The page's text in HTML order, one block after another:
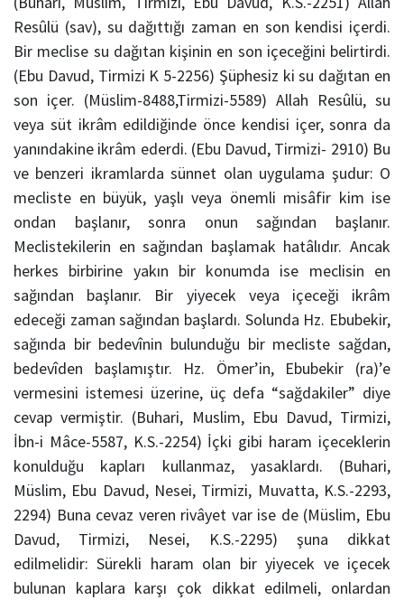
Resûlü (sav), su dağıttığı zaman en son kendisi içerdi.
Bir meclise su dağıtan kişinin en son içeceğini belirtirdi.
(Ebu Davud, Tirmizi K 5-2256) Şüphesiz ki su dağıtan en
son içer. (Müslim-8488,Tirmizi-5589) Allah Resûlü, su
veya süt ikrâm edildiğinde önce kendisi içer, sonra da
yanındakine ikrâm ederdi. (Ebu Davud, Tirmizi- 2910) Bu
ve benzeri ikramlarda sünnet olan uygulama şudur: O
mecliste en büyük, yaşlı veya önemli misâfir kim ise
ondan başlanır, sonra onun sağından başlanır.
Meclistekilerin en sağından başlamak hatâlıdır. Ancak
herkes birbirine yakın bir konumda ise meclisin en
sağından başlanır. Bir yiyecek veya içeceği ikrâm
edeceği zaman sağından başlardı. Solunda Hz. Ebubekir,
sağında bir bedevînin bulunduğu bir mecliste sağdan,
bedevîden başlamıştır. Hz. Ömer’in, Ebubekir (ra)’e
vermesini istemesi üzerine, üç defa “sağdakiler” diye
cevap vermiştir. (Buhari, Muslim, Ebu Davud, Tirmizi,
İbn-i Mâce-5587, K.S.-2254) İçki gibi haram içeceklerin
konulduğu kapları kullanmaz, yasaklardı. (Buhari,
Müslim, Ebu Davud, Nesei, Tirmizi, Muvatta, K.S.-2293,
2294) Buna cevaz veren rivâyet var ise de (Müslim, Ebu
Davud, Tirmizi, Nesei, K.S.-2295) şuna dikkat
edilmelidir: Sürekli haram olan bir yiyecek ve içecek
bulunan kaplara karşı çok dikkat edilmeli, onlardan